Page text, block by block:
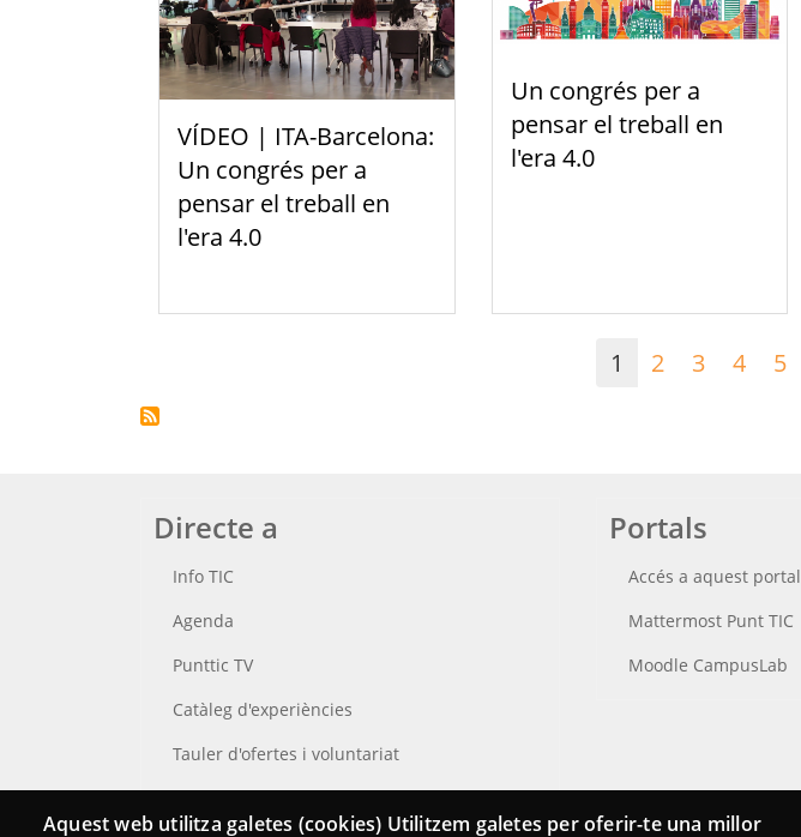
VÍDEO | ITA-Barcelona:
Un congrés per a
pensar el treball en
l'era 4.0
Un congrés per a
pensar el treball en
l'era 4.0
1 2 3 4 5
Directe a
Info TIC
Agenda
Punttic TV
Catàleg d'experiències
Tauler d'ofertes i voluntariat
Cerca el teu Punt TIC
Portals
Accés a aquest portal
Mattermost Punt TIC
Moodle CampusLab
Aquest web utilitza galetes (cookies) Utilitzem galetes per oferir-te una millor